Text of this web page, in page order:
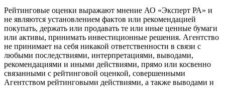
Рейтинговые оценки выражают мнение АО «Эксперт РА» и
не являются установлением фактов или рекомендацией
покупать, держать или продавать те или иные ценные бумаги
или активы, принимать инвестиционные решения. Агентство
не принимает на себя никакой ответственности в связи с
любыми последствиями, интерпретациями, выводами,
рекомендациями и иными действиями, прямо или косвенно
связанными с рейтинговой оценкой, совершенными
Агентством рейтинговыми действиями, а также выводами и